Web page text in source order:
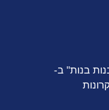
בנות" ב-